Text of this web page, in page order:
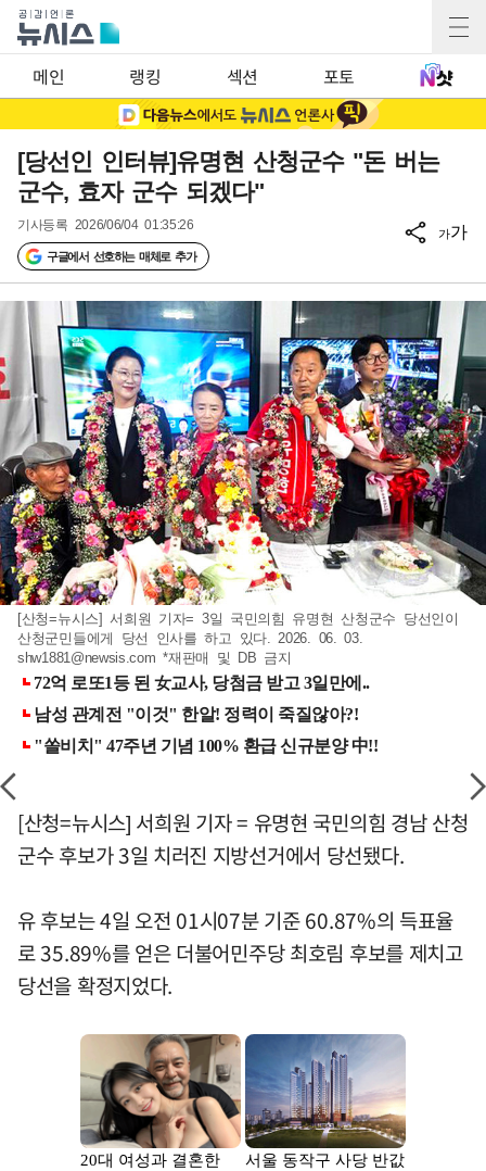
메인 랭킹 섹션 포토
[당선인 인터뷰]유명현 산청군수 "돈 버는
군수, 효자 군수 되겠다"
기사등록 2026/06/04 01:35:26
구글에서 선호하는 매체로 추가
가가
[산청=뉴시스] 서희원 기자= 3일 국민의힘 유명현 산청군수 당선인이
산청군민들에게 당선 인사를 하고 있다. 2026. 06. 03.
shw1881@newsis.com *재판매 및 DB 금지
[산청=뉴시스] 서희원 기자 = 유명현 국민의힘 경남 산청
군수 후보가 3일 치러진 지방선거에서 당선됐다.
유 후보는 4일 오전 01시07분 기준 60.87%의 득표율
로 35.89%를 얻은 더불어민주당 최호림 후보를 제치고
당선을 확정지었다.